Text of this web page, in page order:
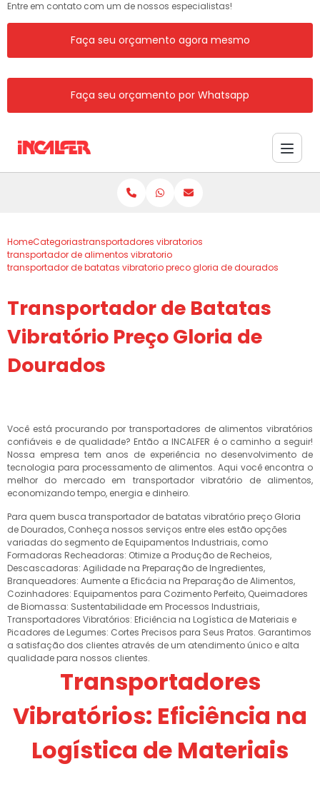
Entre em contato com um de nossos especialistas!
Faça seu orçamento agora mesmo
Faça seu orçamento por Whatsapp
HomeCategoriastransportadores vibratorios
transportador de alimentos vibratorio
transportador de batatas vibratorio preco gloria de dourados
Transportador de Batatas
Vibratório Preço Gloria de
Dourados
Você está procurando por transportadores de alimentos vibratórios
confiáveis e de qualidade? Então a INCALFER é o caminho a seguir!
Nossa empresa tem anos de experiência no desenvolvimento de
tecnologia para processamento de alimentos. Aqui você encontra o
melhor do mercado em transportador vibratório de alimentos,
economizando tempo, energia e dinheiro.
Para quem busca transportador de batatas vibratório preço Gloria
de Dourados, Conheça nossos serviços entre eles estão opções
variadas do segmento de Equipamentos Industriais, como
Formadoras Recheadoras: Otimize a Produção de Recheios,
Descascadoras: Agilidade na Preparação de Ingredientes,
Branqueadores: Aumente a Eficácia na Preparação de Alimentos,
Cozinhadores: Equipamentos para Cozimento Perfeito, Queimadores
de Biomassa: Sustentabilidade em Processos Industriais,
Transportadores Vibratórios: Eficiência na Logística de Materiais e
Picadores de Legumes: Cortes Precisos para Seus Pratos. Garantimos
a satisfação dos clientes através de um atendimento único e alta
qualidade para nossos clientes.
Transportadores
Vibratórios: Eficiência na
Logística de Materiais